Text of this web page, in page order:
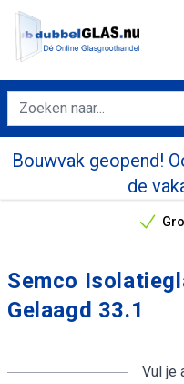
Bouwvak geopend!
de
Semco
Gelaagd 33.1
Vul je